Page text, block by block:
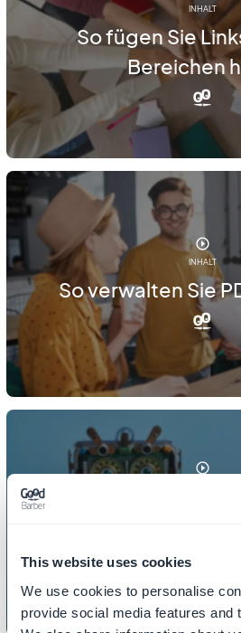
This website uses cookies
We use cookies to personalise
provide social media features and
INHALT
So fügen Sie
Bereichen
INHALT
So verwalten Sie
So passen Sie Ihre